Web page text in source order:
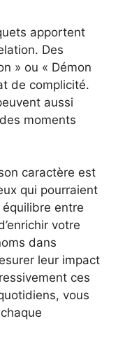
apportent
Des
» ou « Démon
de complicité.
aussi
moments
caractère est
qui pourraient
entre
votre
dans
leur impact
ces
vous